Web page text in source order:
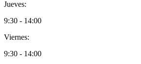
Jueves:
9:30 - 14:00
Viernes:
9:30 - 14:00